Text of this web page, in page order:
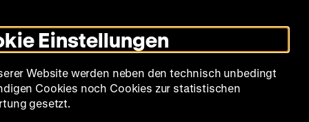
Modus
umschalten
Sprache
Filmreihen Über uns
Einstellungen
Website werden neben den technisch unbedingt
Cookies noch Cookies zur statistischen
gesetzt.